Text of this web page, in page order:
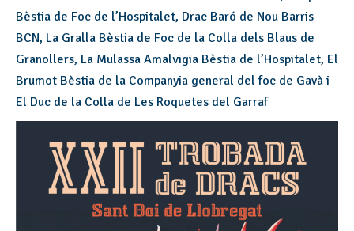
Bèstia de Foc de l’Hospitalet, Drac Baró de Nou Barris
BCN, La Gralla Bèstia de Foc de la Colla dels Blaus de
Granollers, La Mulassa Amalvigia Bèstia de l’Hospitalet, El
Brumot Bèstia de la Companyia general del foc de Gavà i
El Duc de la Colla de Les Roquetes del Garraf